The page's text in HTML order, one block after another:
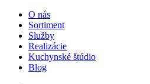
Všetko sa dalo bez problémov
dohodnúť a pri otázkach mi
všetko ochotne vysvetlili. Celý
proces prebehol bez problémov
O nás
Sortiment
Služby
Realizácie
Kuchynské štúdio
Blog